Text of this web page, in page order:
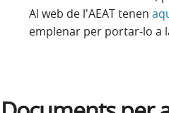
Al web de l'AEAT tenen
emplenar per portar-lo a